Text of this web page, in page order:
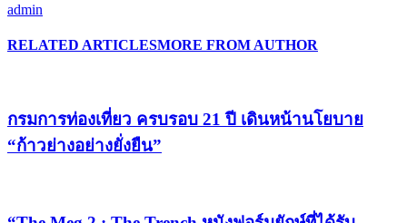
admin
RELATED ARTICLESMORE FROM AUTHOR
กรมการท่องเที่ยว ครบรอบ 21 ปี เดินหน้านโยบาย
“ก้าวย่างอย่างยั่งยืน”